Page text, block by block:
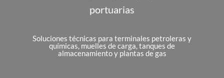
portuarias
Soluciones técnicas para terminales petroleras y
químicas, muelles de carga, tanques de
almacenamiento y plantas de gas